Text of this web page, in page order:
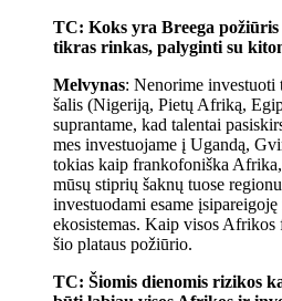
TC: Koks yra Breega
tikras rinkas, palyginti su
Melvynas: Nenorime
šalis (Nigeriją, Pietų Afriką,
suprantame, kad talentai
mes investuojame į Ugandą,
tokias kaip frankofoniška
mūsų stiprių šaknų tuose
investuodami esame
ekosistemas. Kaip visos
šio plataus požiūrio.
TC: Šiomis dienomis rizikos